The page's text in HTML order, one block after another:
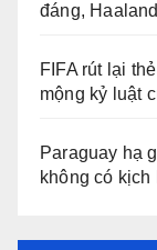
đáng,
FIFA rút lại
mộng kỷ luật
Paraguay hạ
không có